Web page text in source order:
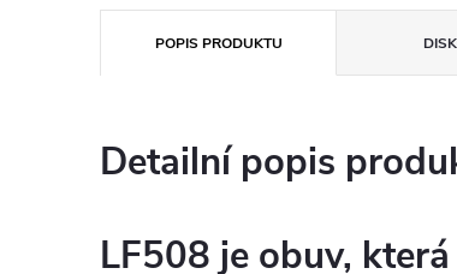
POPIS PRODUKTU
Detailní popis
LF508 je obuv,